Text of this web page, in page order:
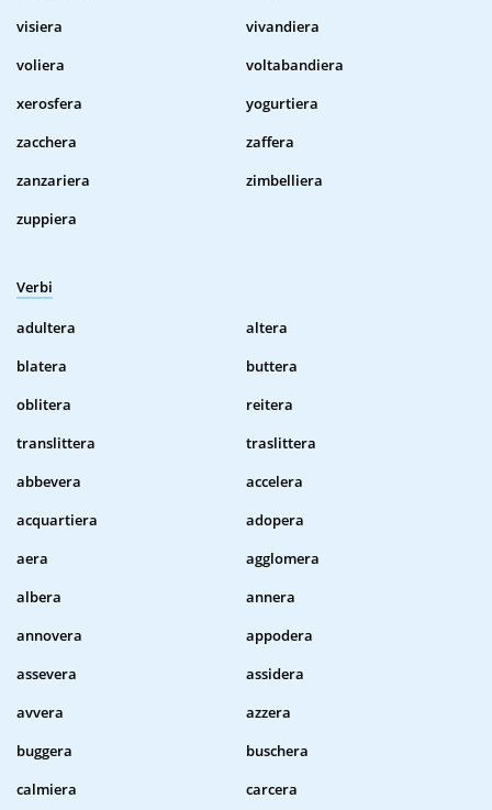
visiera
vivandiera
voliera
voltabandiera
xerosfera
yogurtiera
zacchera
zaffera
zanzariera
zimbelliera
zuppiera
Verbi
adultera
altera
blatera
buttera
oblitera
reitera
translittera
traslittera
abbevera
accelera
acquartiera
adopera
aera
agglomera
albera
annera
annovera
appodera
assevera
assidera
avvera
azzera
buggera
buschera
calmiera
carcera